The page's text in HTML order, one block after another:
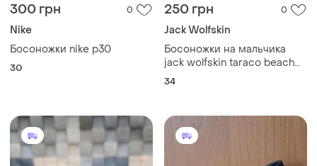
300 грн 0
Nike
Босоножки nike p30
30
250 грн 0
Jack Wolfskin
Босоножки на мальчика
jack wolfskin taraco beach
34 размер
34